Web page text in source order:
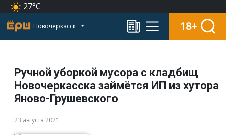
27°C
Новочеркасск 18+
Ручной уборкой мусора с кладбищ
Новочеркасска займётся ИП из хутора
Яново-Грушевского
23 августа 2021